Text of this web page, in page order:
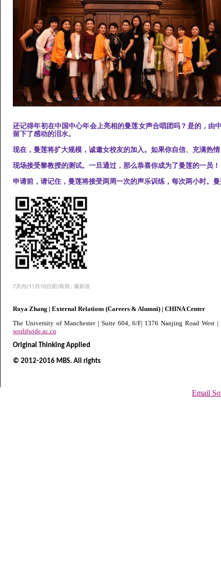
还记得年初在中国中心年会上亮相的曼莲女声合唱团吗？是的，
留下了感动的泪水。
现在，曼莲将扩大规模， 诚邀女校友的加入 。如果你自信、充满热
现场接受黎教授的测试。一旦通过，那么恭喜你成为了曼莲的一员！
申请前，请记住，曼莲将接受两周一次的声乐训练，每次两小时。
Roya Zhang | External Relations (Careers & Alumni) | CHINA Center
The University of Manchester | Suite 604, 6/F| 1376 Nanjing Road
worldwide.ac.cn
Original Thinking Applied
© 2012-2016 MBS. All rights
Email